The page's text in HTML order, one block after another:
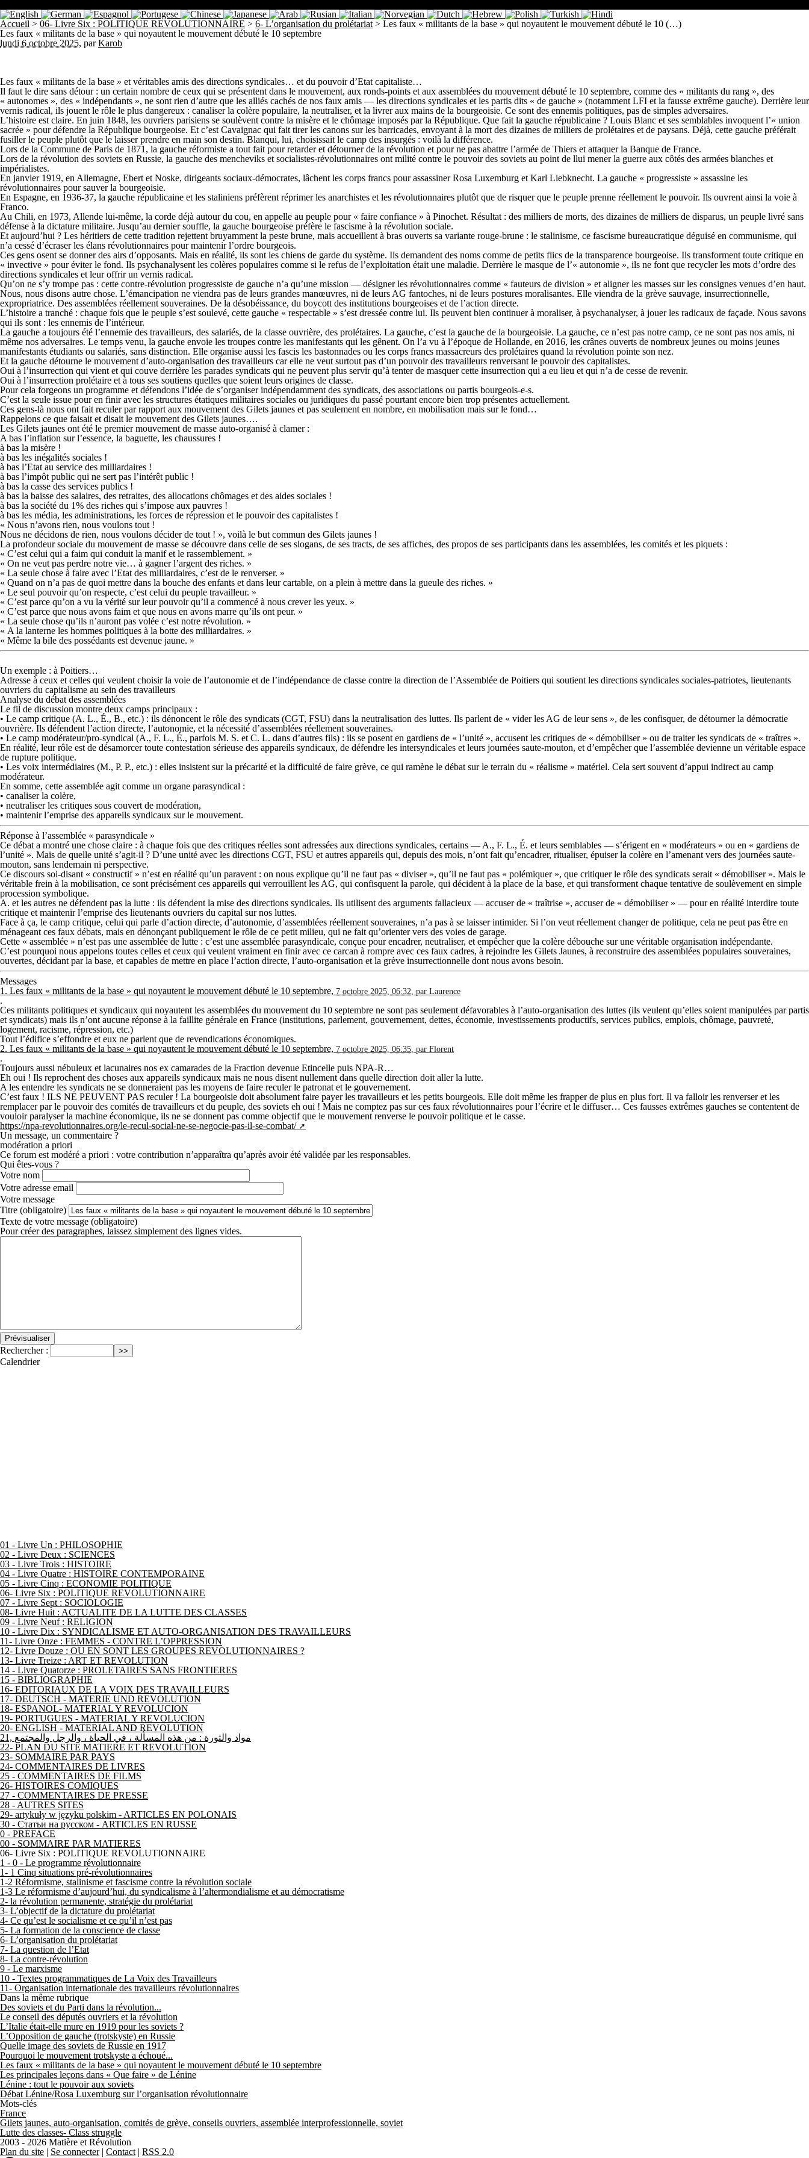
Accueil > 06- Livre Six : POLITIQUE REVOLUTIONNAIRE > 6- L’organisation du prolétariat > Les faux « militants de la base » qui noyautent le mouvement débuté le 10 (…)
Les faux « militants de la base » qui noyautent le mouvement débuté le 10 septembre
lundi 6 octobre 2025, parKarob
Les faux « militants de la base » et véritables amis des directions syndicales… et du pouvoir d’Etat capitaliste…
Il faut le dire sans détour : un certain nombre de ceux qui se présentent dans le mouvement, aux ronds-points et aux assemblées du mouvement débuté le 10 septembre, comme des « militants du rang », des
« autonomes », des « indépendants », ne sont rien d’autre que les alliés cachés de nos faux amis — les directions syndicales et les partis dits « de gauche » (notamment LFI et la fausse extrême gauche). Derrière leur
vernis radical, ils jouent le rôle le plus dangereux : canaliser la colère populaire, la neutraliser, et la livrer aux mains de la bourgeoisie. Ce sont des ennemis politiques, pas de simples adversaires.
L’histoire est claire. En juin 1848, les ouvriers parisiens se soulèvent contre la misère et le chômage imposés par la République. Que fait la gauche républicaine ? Louis Blanc et ses semblables invoquent l’« union
sacrée » pour défendre la République bourgeoise. Et c’est Cavaignac qui fait tirer les canons sur les barricades, envoyant à la mort des dizaines de milliers de prolétaires et de paysans. Déjà, cette gauche préférait
fusiller le peuple plutôt que le laisser prendre en main son destin. Blanqui, lui, choisissait le camp des insurgés : voilà la différence.
Lors de la Commune de Paris de 1871, la gauche réformiste a tout fait pour retarder et détourner de la révolution et pour ne pas abattre l’armée de Thiers et attaquer la Banque de France.
Lors de la révolution des soviets en Russie, la gauche des mencheviks et socialistes-révolutionnaires ont milité contre le pouvoir des soviets au point de llui mener la guerre aux côtés des armées blanches et
impérialistes.
En janvier 1919, en Allemagne, Ebert et Noske, dirigeants sociaux-démocrates, lâchent les corps francs pour assassiner Rosa Luxemburg et Karl Liebknecht. La gauche « progressiste » assassine les
révolutionnaires pour sauver la bourgeoisie.
En Espagne, en 1936-37, la gauche républicaine et les staliniens préfèrent réprimer les anarchistes et les révolutionnaires plutôt que de risquer que le peuple prenne réellement le pouvoir. Ils ouvrent ainsi la voie à
Franco.
Au Chili, en 1973, Allende lui-même, la corde déjà autour du cou, en appelle au peuple pour « faire confiance » à Pinochet. Résultat : des milliers de morts, des dizaines de milliers de disparus, un peuple livré sans
défense à la dictature militaire. Jusqu’au dernier souffle, la gauche bourgeoise préfère le fascisme à la révolution sociale.
Et aujourd’hui ? Les héritiers de cette tradition rejettent bruyamment la peste brune, mais accueillent à bras ouverts sa variante rouge-brune : le stalinisme, ce fascisme bureaucratique déguisé en communisme, qui
n’a cessé d’écraser les élans révolutionnaires pour maintenir l’ordre bourgeois.
Ces gens osent se donner des airs d’opposants. Mais en réalité, ils sont les chiens de garde du système. Ils demandent des noms comme de petits flics de la transparence bourgeoise. Ils transforment toute critique en
« invective » pour éviter le fond. Ils psychanalysent les colères populaires comme si le refus de l’exploitation était une maladie. Derrière le masque de l’« autonomie », ils ne font que recycler les mots d’ordre des
directions syndicales et leur offrir un vernis radical.
Qu’on ne s’y trompe pas : cette contre-révolution progressiste de gauche n’a qu’une mission — désigner les révolutionnaires comme « fauteurs de division » et aligner les masses sur les consignes venues d’en haut.
Nous, nous disons autre chose. L’émancipation ne viendra pas de leurs grandes manœuvres, ni de leurs AG fantoches, ni de leurs postures moralisantes. Elle viendra de la grève sauvage, insurrectionnelle,
expropriatrice. Des assemblées réellement souveraines. De la désobéissance, du boycott des institutions bourgeoises et de l’action directe.
L’histoire a tranché : chaque fois que le peuple s’est soulevé, cette gauche « respectable » s’est dressée contre lui. Ils peuvent bien continuer à moraliser, à psychanalyser, à jouer les radicaux de façade. Nous savons
qui ils sont : les ennemis de l’intérieur.
La gauche a toujours été l’ennemie des travailleurs, des salariés, de la classe ouvrière, des prolétaires. La gauche, c’est la gauche de la bourgeoisie. La gauche, ce n’est pas notre camp, ce ne sont pas nos amis, ni
même nos adversaires. Le temps venu, la gauche envoie les troupes contre les manifestants qui les gênent. On l’a vu à l’époque de Hollande, en 2016, les crânes ouverts de nombreux jeunes ou moins jeunes
manifestants étudiants ou salariés, sans distinction. Elle organise aussi les fascis les bastonnades ou les corps francs massacreurs des prolétaires quand la révolution pointe son nez.
Et la gauche détourne le mouvement d’auto-organisation des travailleurs car elle ne veut surtout pas d’un pouvoir des travailleurs renversant le pouvoir des capitalistes.
Oui à l’insurrection qui vient et qui couve derrière les parades syndicats qui ne peuvent plus servir qu’à tenter de masquer cette insurrection qui a eu lieu et qui n’a de cesse de revenir.
Oui à l’insurrection prolétaire et à tous ses soutiens quelles que soient leurs origines de classe.
Pour cela forgeons un programme et défendons l’idée de s’organiser indépendamment des syndicats, des associations ou partis bourgeois-e-s.
C’est la seule issue pour en finir avec les structures étatiques militaires sociales ou juridiques du passé pourtant encore bien trop présentes actuellement.
Ces gens-là nous ont fait reculer par rapport aux mouvement des Gilets jaunes et pas seulement en nombre, en mobilisation mais sur le fond…
Rappelons ce que faisait et disait le mouvement des Gilets jaunes….
Les Gilets jaunes ont été le premier mouvement de masse auto-organisé à clamer :
A bas l’inflation sur l’essence, la baguette, les chaussures !
à bas la misère !
à bas les inégalités sociales !
à bas l’Etat au service des milliardaires !
à bas l’impôt public qui ne sert pas l’intérêt public !
à bas la casse des services publics !
à bas la baisse des salaires, des retraites, des allocations chômages et des aides sociales !
à bas la société du 1% des riches qui s’impose aux pauvres !
à bas les média, les administrations, les forces de répression et le pouvoir des capitalistes !
« Nous n’avons rien, nous voulons tout !
Nous ne décidons de rien, nous voulons décider de tout ! », voilà le but commun des Gilets jaunes !
La profondeur sociale du mouvement de masse se découvre dans celle de ses slogans, de ses tracts, de ses affiches, des propos de ses participants dans les assemblées, les comités et les piquets :
« C’est celui qui a faim qui conduit la manif et le rassemblement. »
« On ne veut pas perdre notre vie… à gagner l’argent des riches. »
« La seule chose à faire avec l’Etat des milliardaires, c’est de le renverser. »
« Quand on n’a pas de quoi mettre dans la bouche des enfants et dans leur cartable, on a plein à mettre dans la gueule des riches. »
« Le seul pouvoir qu’on respecte, c’est celui du peuple travailleur. »
« C’est parce qu’on a vu la vérité sur leur pouvoir qu’il a commencé à nous crever les yeux. »
« C’est parce que nous avons faim et que nous en avons marre qu’ils ont peur. »
« La seule chose qu’ils n’auront pas volée c’est notre révolution. »
« A la lanterne les hommes politiques à la botte des milliardaires. »
« Même la bile des possédants est devenue jaune. »
Un exemple : à Poitiers…
Adresse à ceux et celles qui veulent choisir la voie de l’autonomie et de l’indépendance de classe contre la direction de l’Assemblée de Poitiers qui soutient les directions syndicales sociales-patriotes, lieutenants
ouvriers du capitalisme au sein des travailleurs
Analyse du débat des assemblées
Le fil de discussion montre deux camps principaux :
• Le camp critique (A. L., É., B., etc.) : ils dénoncent le rôle des syndicats (CGT, FSU) dans la neutralisation des luttes. Ils parlent de « vider les AG de leur sens », de les confisquer, de détourner la démocratie
ouvrière. Ils défendent l’action directe, l’autonomie, et la nécessité d’assemblées réellement souveraines.
• Le camp modérateur/pro-syndical (A., F. L., É., parfois M. S. et C. L. dans d’autres fils) : ils se posent en gardiens de « l’unité », accusent les critiques de « démobiliser » ou de traiter les syndicats de « traîtres ».
En réalité, leur rôle est de désamorcer toute contestation sérieuse des appareils syndicaux, de défendre les intersyndicales et leurs journées saute-mouton, et d’empêcher que l’assemblée devienne un véritable espace
de rupture politique.
• Les voix intermédiaires (M., P. P., etc.) : elles insistent sur la précarité et la difficulté de faire grève, ce qui ramène le débat sur le terrain du « réalisme » matériel. Cela sert souvent d’appui indirect au camp
modérateur.
En somme, cette assemblée agit comme un organe parasyndical :
• canaliser la colère,
• neutraliser les critiques sous couvert de modération,
• maintenir l’emprise des appareils syndicaux sur le mouvement.
Réponse à l’assemblée « parasyndicale »
Ce débat a montré une chose claire : à chaque fois que des critiques réelles sont adressées aux directions syndicales, certains — A., F. L., É. et leurs semblables — s’érigent en « modérateurs » ou en « gardiens de
l’unité ». Mais de quelle unité s’agit-il ? D’une unité avec les directions CGT, FSU et autres appareils qui, depuis des mois, n’ont fait qu’encadrer, ritualiser, épuiser la colère en l’amenant vers des journées saute-
mouton, sans lendemain ni perspective.
Ce discours soi-disant « constructif » n’est en réalité qu’un paravent : on nous explique qu’il ne faut pas « diviser », qu’il ne faut pas « polémiquer », que critiquer le rôle des syndicats serait « démobiliser ». Mais le
véritable frein à la mobilisation, ce sont précisément ces appareils qui verrouillent les AG, qui confisquent la parole, qui décident à la place de la base, et qui transforment chaque tentative de soulèvement en simple
procession symbolique.
A. et les autres ne défendent pas la lutte : ils défendent la mise des directions syndicales. Ils utilisent des arguments fallacieux — accuser de « traîtrise », accuser de « démobiliser » — pour en réalité interdire toute
critique et maintenir l’emprise des lieutenants ouvriers du capital sur nos luttes.
Face à ça, le camp critique, celui qui parle d’action directe, d’autonomie, d’assemblées réellement souveraines, n’a pas à se laisser intimider. Si l’on veut réellement changer de politique, cela ne peut pas être en
ménageant ces faux débats, mais en dénonçant publiquement le rôle de ce petit milieu, qui ne fait qu’orienter vers des voies de garage.
Cette « assemblée » n’est pas une assemblée de lutte : c’est une assemblée parasyndicale, conçue pour encadrer, neutraliser, et empêcher que la colère débouche sur une véritable organisation indépendante.
C’est pourquoi nous appelons toutes celles et ceux qui veulent vraiment en finir avec ce carcan à rompre avec ces faux cadres, à rejoindre les Gilets Jaunes, à reconstruire des assemblées populaires souveraines,
ouvertes, décidant par la base, et capables de mettre en place l’action directe, l’auto-organisation et la grève insurrectionnelle dont nous avons besoin.
Messages
1. Les faux « militants de la base » qui noyautent le mouvement débuté le 10 septembre, 7 octobre 2025, 06:32 par Laurence
.
Ces militants politiques et syndicaux qui noyautent les assemblées du mouvement du 10 septembre ne sont pas seulement défavorables à l’auto-organisation des luttes (ils veulent qu’elles soient manipulées par partis
et syndicats) mais ils n’ont aucune réponse à la faillite générale en France (institutions, parlement, gouvernement, dettes, économie, investissements productifs, services publics, emplois, chômage, pauvreté,
logement, racisme, répression, etc.)
Tout l’édifice s’effondre et eux ne parlent que de revendications économiques.
2. Les faux « militants de la base » qui noyautent le mouvement débuté le 10 septembre, 7 octobre 2025, 06:35 par Florent
.
Toujours aussi nébuleux et lacunaires nos ex camarades de la Fraction devenue Etincelle puis NPA-R…
Eh oui ! Ils reprochent des choses aux appareils syndicaux mais ne nous disent nullement dans quelle direction doit aller la lutte.
A les entendre les syndicats ne se donneraient pas les moyens de faire reculer le patronat et le gouvernement.
C’est faux ! ILS NE PEUVENT PAS reculer ! La bourgeoisie doit absolument faire payer les travailleurs et les petits bourgeois. Elle doit même les frapper de plus en plus fort. Il va falloir les renverser et les
remplacer par le pouvoir des comités de travailleurs et du peuple, des soviets eh oui ! Mais ne comptez pas sur ces faux révolutionnaires pour l’écrire et le diffuser… Ces fausses extrêmes gauches se contentent de
vouloir paralyser la machine économique, ils ne se donnent pas comme objectif que le mouvement renverse le pouvoir politique et le casse.
https://npa-revolutionnaires.org/le-recul-social-ne-se-negocie-pas-il-se-combat/
Un message, un commentaire ?
modération a priori
Ce forum est modéré a priori : votre contribution n’apparaîtra qu’après avoir été validée par les responsables.
Qui êtes-vous ?
Votre nom
Votre adresse email
Votre message
Titre (obligatoire)
Texte de votre message (obligatoire)
Pour créer des paragraphes, laissez simplement des lignes vides.
Rechercher :
Calendrier
01 - Livre Un : PHILOSOPHIE
02 - Livre Deux : SCIENCES
03 - Livre Trois : HISTOIRE
04 - Livre Quatre : HISTOIRE CONTEMPORAINE
05 - Livre Cinq : ECONOMIE POLITIQUE
06- Livre Six : POLITIQUE REVOLUTIONNAIRE
07 - Livre Sept : SOCIOLOGIE
08- Livre Huit : ACTUALITE DE LA LUTTE DES CLASSES
09 - Livre Neuf : RELIGION
10 - Livre Dix : SYNDICALISME ET AUTO-ORGANISATION DES TRAVAILLEURS
11- Livre Onze : FEMMES - CONTRE L’OPPRESSION
12- Livre Douze : OU EN SONT LES GROUPES REVOLUTIONNAIRES ?
13- Livre Treize : ART ET REVOLUTION
14 - Livre Quatorze : PROLETAIRES SANS FRONTIERES
15 - BIBLIOGRAPHIE
16- EDITORIAUX DE LA VOIX DES TRAVAILLEURS
17- DEUTSCH - MATERIE UND REVOLUTION
18- ESPANOL- MATERIAL Y REVOLUCION
19- PORTUGUES - MATERIAL Y REVOLUCION
20- ENGLISH - MATERIAL AND REVOLUTION
21, مواد والثورة : من هذه المسألة ، في الحياة ، والرجل والمجتمع
22- PLAN DU SITE MATIERE ET REVOLUTION
23- SOMMAIRE PAR PAYS
24- COMMENTAIRES DE LIVRES
25 - COMMENTAIRES DE FILMS
26- HISTOIRES COMIQUES
27 - COMMENTAIRES DE PRESSE
28 - AUTRES SITES
29- artykuły w języku polskim - ARTICLES EN POLONAIS
30 - Статьи на русском - ARTICLES EN RUSSE
0 - PREFACE
00 - SOMMAIRE PAR MATIERES
06- Livre Six : POLITIQUE REVOLUTIONNAIRE
1 - 0 - Le programme révolutionnaire
1- 1 Cinq situations pré-révolutionnaires
1-2 Réformisme, stalinisme et fascisme contre la révolution sociale
1-3 Le réformisme d’aujourd’hui, du syndicalisme à l’altermondialisme et au démocratisme
2- la révolution permanente, stratégie du prolétariat
3- L’objectif de la dictature du prolétariat
4- Ce qu’est le socialisme et ce qu’il n’est pas
5- La formation de la conscience de classe
6- L’organisation du prolétariat
7- La question de l’Etat
8- La contre-révolution
9 - Le marxisme
10 - Textes programmatiques de La Voix des Travailleurs
11- Organisation internationale des travailleurs révolutionnaires
Dans la même rubrique
Des soviets et du Parti dans la révolution...
Le conseil des députés ouvriers et la révolution
L’Italie était-elle mure en 1919 pour les soviets ?
L’Opposition de gauche (trotskyste) en Russie
Quelle image des soviets de Russie en 1917
Pourquoi le mouvement trotskyste a échoué...
Les faux « militants de la base » qui noyautent le mouvement débuté le 10 septembre
Les principales leçons dans « Que faire » de Lénine
Lénine : tout le pouvoir aux soviets
Débat Lénine/Rosa Luxemburg sur l’organisation révolutionnaire
Mots-clés
France
Gilets jaunes, auto-organisation, comités de grève, conseils ouvriers, assemblée interprofessionnelle, soviet
Lutte des classes- Class struggle
2003 - 2026 Matière et Révolution
Plan du site | Se connecter| Contact | RSS 2.0